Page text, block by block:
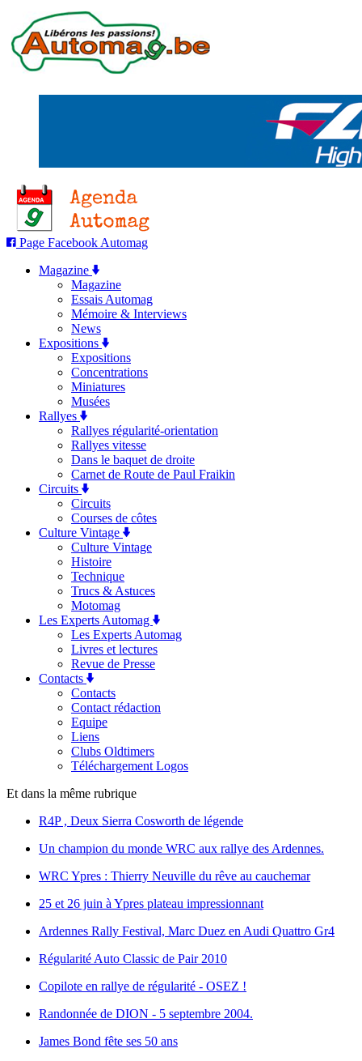
Page Facebook Automag
Magazine
Magazine
Essais Automag
Mémoire & Interviews
News
Expositions
Expositions
Concentrations
Miniatures
Musées
Rallyes
Rallyes régularité-orientation
Rallyes vitesse
Dans le baquet de droite
Carnet de Route de Paul Fraikin
Circuits
Circuits
Courses de côtes
Culture Vintage
Culture Vintage
Histoire
Technique
Trucs & Astuces
Motomag
Les Experts Automag
Les Experts Automag
Livres et lectures
Revue de Presse
Contacts
Contacts
Contact rédaction
Equipe
Liens
Clubs Oldtimers
Téléchargement Logos
Et dans la même rubrique
R4P , Deux Sierra Cosworth de légende
Un champion du monde WRC aux rallye des Ardennes.
WRC Ypres : Thierry Neuville du rêve au cauchemar
25 et 26 juin à Ypres plateau impressionnant
Ardennes Rally Festival, Marc Duez en Audi Quattro Gr4
Régularité Auto Classic de Pair 2010
Copilote en rallye de régularité - OSEZ !
Randonnée de DION - 5 septembre 2004.
James Bond fête ses 50 ans